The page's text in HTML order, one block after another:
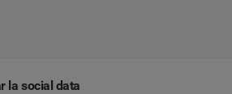
la social data